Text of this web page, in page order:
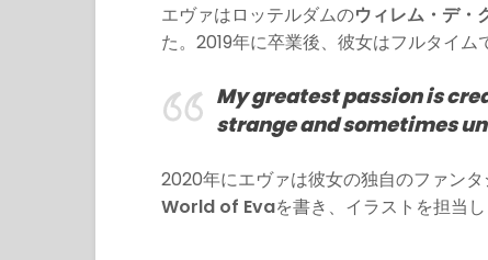
エヴァはロッテルダムのウィレム・デ・
た。2019年に卒業後、彼女はフルタイム
My greatest passion is
strange and sometimes
2020年にエヴァは彼女の独自のファン
World of Evaを書き、イラストを担当し